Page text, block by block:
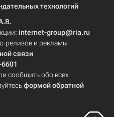
технологий
internet-group@ria.ru
релизов и рекламы
связи
сообщить обо всех
формой обратной